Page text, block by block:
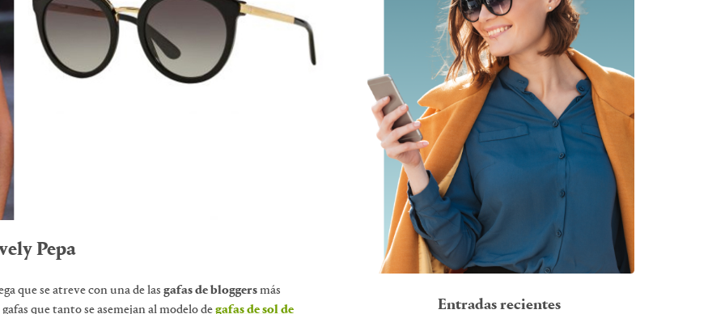
Pepa
que se atreve con una de las gafas de bloggersmás
que tanto se asemejan al modelo degafas de sol de
Entradas recientes